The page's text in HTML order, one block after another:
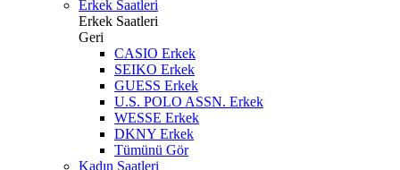
Erkek Saatleri
Erkek Saatleri
Geri
CASIO Erkek
SEIKO Erkek
GUESS Erkek
U.S. POLO ASSN. Erkek
WESSE Erkek
DKNY Erkek
Tümünü Gör
Kadın Saatleri